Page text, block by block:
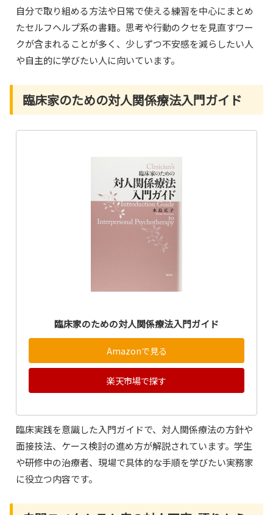
自分で取り組める方法や日常で使える練習を中心にまとめ
たセルフヘルプ系の書籍。思考や行動のクセを見直すワー
クが含まれることが多く、少しずつ不安感を減らしたい人
や自主的に学びたい人に向いています。
臨床家のための対人関係療法入門ガイド
臨床家のための対人関係療法入門ガイド
Amazonで見る
楽天市場で探す
臨床実践を意識した入門ガイドで、対人関係療法の方針や
面接技法、ケース検討の進め方が解説されています。学生
や研修中の治療者、現場で具体的な手順を学びたい実務家
に役立つ内容です。